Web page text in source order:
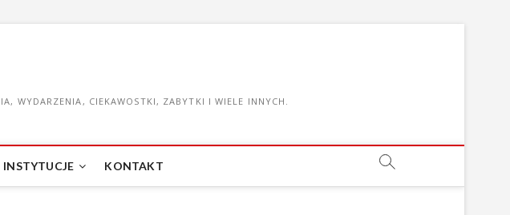
WYDARZENIA, CIEKAWOSTKI, ZABYTKI I WIELE INNYCH.
INSTYTUCJE KONTAKT